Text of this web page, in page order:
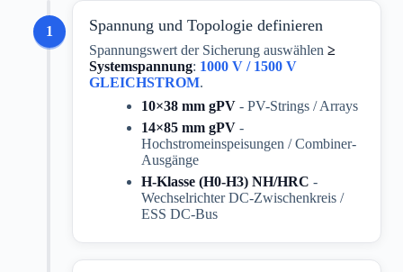
1 Spannung und Topologie definieren
Spannungswert der Sicherung auswählen ≥
Systemspannung: 1000 V / 1500 V
GLEICHSTROM.
10×38 mm gPV - PV-Strings / Arrays
14×85 mm gPV -
Hochstromeinspeisungen / Combiner-
Ausgänge
H-Klasse (H0-H3) NH/HRC -
Wechselrichter DC-Zwischenkreis /
ESS DC-Bus